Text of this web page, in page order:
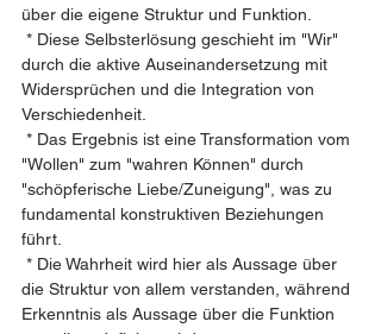
über die eigene Struktur und Funktion.
* Diese Selbsterlösung geschieht im "Wir"
durch die aktive Auseinandersetzung mit
Widersprüchen und die Integration von
Verschiedenheit.
* Das Ergebnis ist eine Transformation vom
"Wollen" zum "wahren Können" durch
"schöpferische Liebe/Zuneigung", was zu
fundamental konstruktiven Beziehungen
führt.
* Die Wahrheit wird hier als Aussage über
die Struktur von allem verstanden, während
Erkenntnis als Aussage über die Funktion